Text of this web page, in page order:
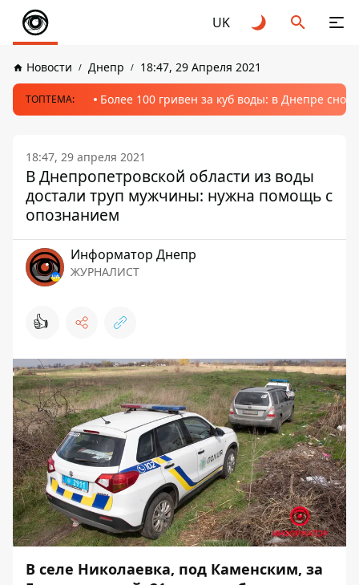
UK
Новости Днепр 18:47, 29 Апреля 2021
ТОПТЕМА: Более 100 гривен за куб воды: в Днепре
18:47, 29 апреля 2021
В Днепропетровской области из воды
достали труп мужчины: нужна помощь с
опознанием
Информатор Днепр
ЖУРНАЛИСТ
👍
В селе Николаевка, под Каменским, за